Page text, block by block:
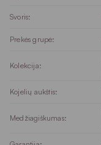
Svoris:
Prekės grupė:
Kolekcija:
Kojelių aukštis:
Medžiagiškumas: